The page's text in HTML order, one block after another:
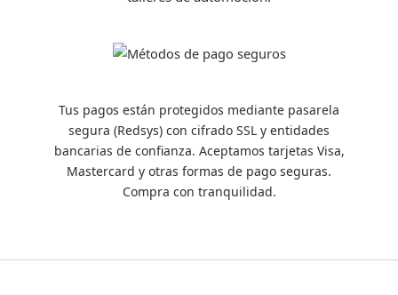
Tus pagos están protegidos mediante pasarela
segura (Redsys) con cifrado SSL y entidades
bancarias de confianza. Aceptamos tarjetas Visa,
Mastercard y otras formas de pago seguras.
Compra con tranquilidad.